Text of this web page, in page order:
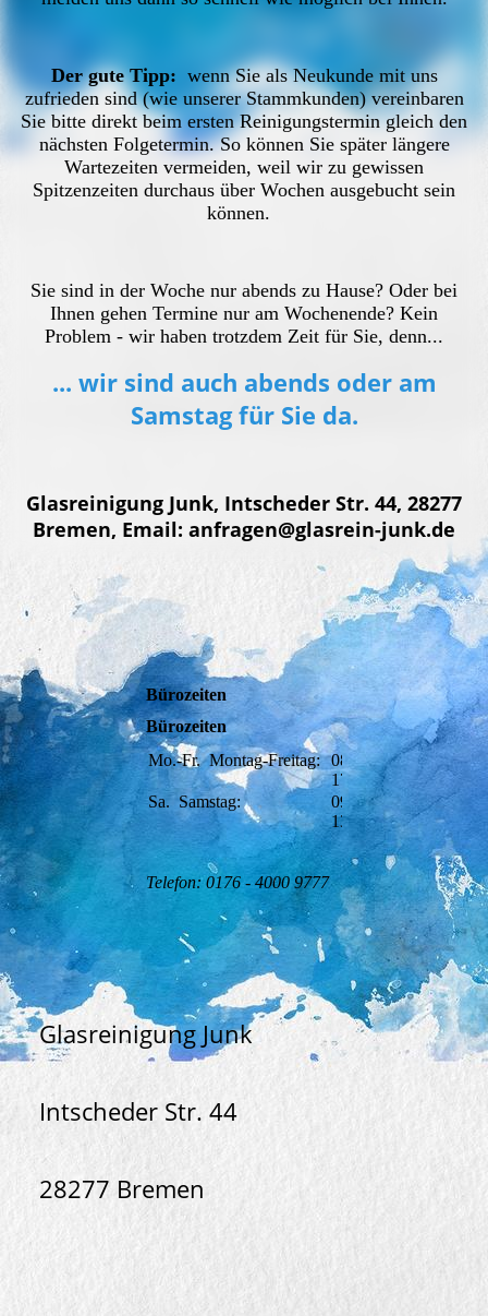
Der gute Tipp: wenn Sie als Neukunde mit uns
zufrieden sind (wie unserer Stammkunden) vereinbaren
Sie bitte direkt beim ersten Reinigungstermin gleich den
nächsten Folgetermin. So können Sie später längere
Wartezeiten vermeiden, weil wir zu gewissen
Spitzenzeiten durchaus über Wochen ausgebucht sein
können.
Sie sind in der Woche nur abends zu Hause? Oder bei
Ihnen gehen Termine nur am Wochenende? Kein
Problem - wir haben trotzdem Zeit für Sie, denn...
... wir sind auch abends oder am
Samstag für Sie da.
Glasreinigung Junk, Intscheder Str. 44, 28277
Bremen, Email: anfragen@glasrein-junk.de
Bürozeiten
Bürozeiten
Mo.-Fr.Montag-Freitag:08:00-
17:00
Sa. Samstag:
09:00-
13:00
Telefon: 0176 - 4000 9777
Glasreinigung Junk
Intscheder Str. 44
28277 Bremen